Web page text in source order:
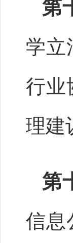
第
学立
行业
理建
第
信息